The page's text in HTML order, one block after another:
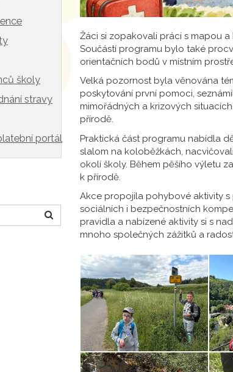
školy
stravy
portál
Hledat
Žáci si zopakovali práci s mapou
Součástí programu bylo také
orientačních bodů v místním
Velká pozornost byla věnována
poskytování první pomoci,
mimořádných a krizových
přírodě.
Praktická část programu nabídla
slalom na koloběžkách,
okolí školy. Během pěšího výletu
k přírodě.
Akce propojila pohybové aktivity s
sociálních i bezpečnostních
pravidla a nabízené aktivity si s
mnoho společných zážitků a